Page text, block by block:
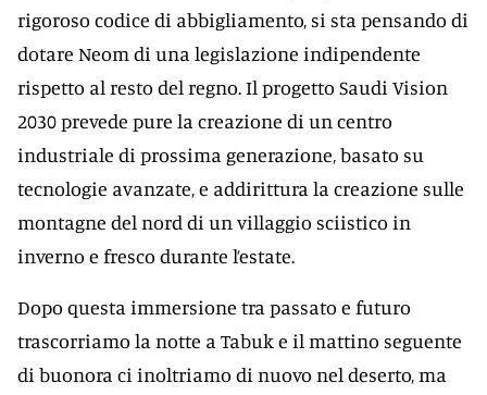
rigoroso codice di abbigliamento, si sta pensando di
dotare Neom di una legislazione indipendente
rispetto al resto del regno. Il progetto Saudi Vision
2030 prevede pure la creazione di un centro
industriale di prossima generazione, basato su
tecnologie avanzate, e addirittura la creazione sulle
montagne del nord di un villaggio sciistico in
inverno e fresco durante l’estate.
Dopo questa immersione tra passato e futuro
trascorriamo la notte a Tabuk e il mattino seguente
di buonora ci inoltriamo di nuovo nel deserto, ma